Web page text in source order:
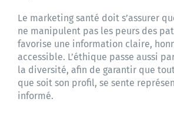
Le marketing santé doit s’assurer
ne manipulent pas les peurs des
favorise une information claire,
accessible. L’éthique passe aussi
la diversité, afin de garantir que
que soit son profil, se sente
informé.